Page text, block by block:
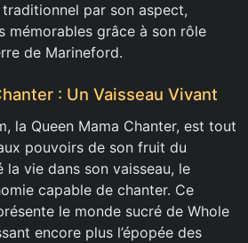
par son aspect,
mémorables grâce à son rôle
de Marineford.
: Un Vaisseau Vivant
la Queen Mama Chanter, est tout
pouvoirs de son fruit du
la vie dans son vaisseau, le
capable de chanter. Ce
le monde sucré de Whole
encore plus l’épopée des